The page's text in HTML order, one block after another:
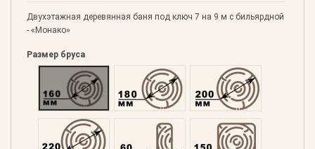
Двухэтажная деревянная баня под ключ 7 на 9 м с бильярдной
- «Монако»
Размер бруса
Оцилиндрованний 160Оцилиндрованний 180Оцилиндрованний
Оцилиндрованний 220Профилированний 60Профилированний